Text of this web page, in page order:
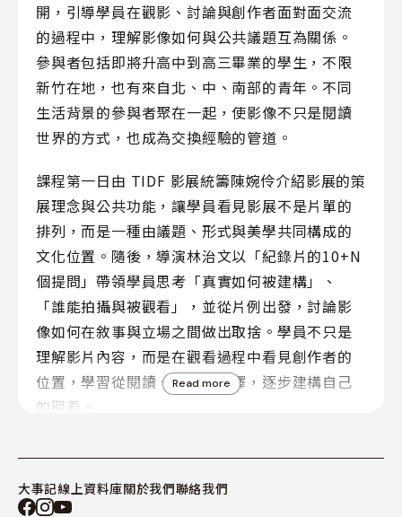
開，引導學員在觀影、討論與創作者面對面交流
的過程中，理解影像如何與公共議題互為關係。
參與者包括即將升高中到高三畢業的學生，不限
新竹在地，也有來自北、中、南部的青年。不同
生活背景的參與者聚在一起，使影像不只是閱讀
世界的方式，也成為交換經驗的管道。
課程第一日由 TIDF 影展統籌陳婉伶介紹影展的策
展理念與公共功能，讓學員看見影展不是片單的
排列，而是一種由議題、形式與美學共同構成的
文化位置。隨後，導演林治文以「紀錄片的10+N
個提問」帶領學員思考「真實如何被建構」、
「誰能拍攝與被觀看」，並從片例出發，討論影
像如何在敘事與立場之間做出取捨。學員不只是
理解影片內容，而是在觀看過程中看見創作者的
位置，學習從閱讀、分析到詮釋，逐步建構自己
的觀看。
案影像等形式，討論紀錄片如何跨越傳統呈現。
Read more
大事記線上資料庫關於我們聯絡我們